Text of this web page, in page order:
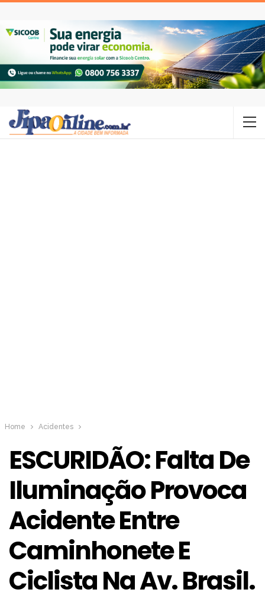
Home Acidentes
ESCURIDÃO: Falta De
Iluminação Provoca
Acidente Entre
Caminhonete E
Ciclista Na Av. Brasil.